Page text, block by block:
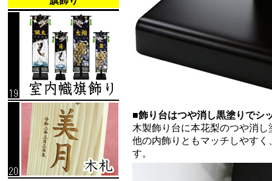
■飾り台はつや消し黒塗りでシ
木製飾り台に本花梨のつや消
他の内飾りともマッチしやす
す。